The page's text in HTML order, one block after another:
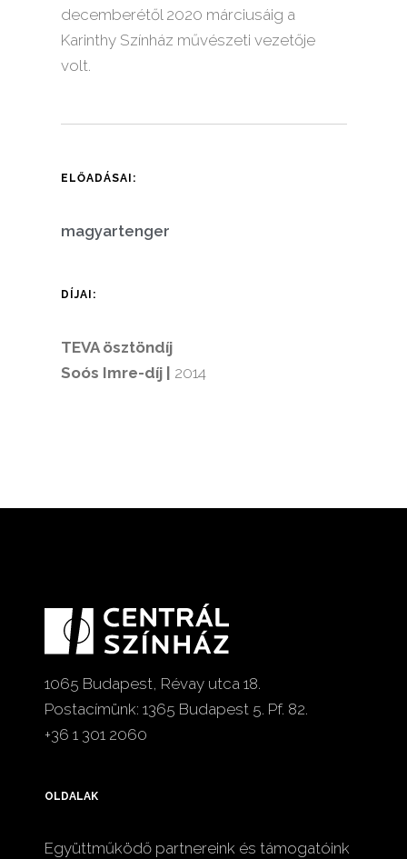
decemberétől 2020 márciusáig a
Karinthy Színház művészeti vezetője
volt.
ELŐADÁSAI:
magyartenger
DÍJAI:
TEVA ösztöndíj
Soós Imre-díj |
2014
1065 Budapest, Révay utca 18.
Postacímünk: 1365 Budapest 5. Pf. 82.
+36 1 301 2060
OLDALAK
Együttműködő partnereink és támogatóink